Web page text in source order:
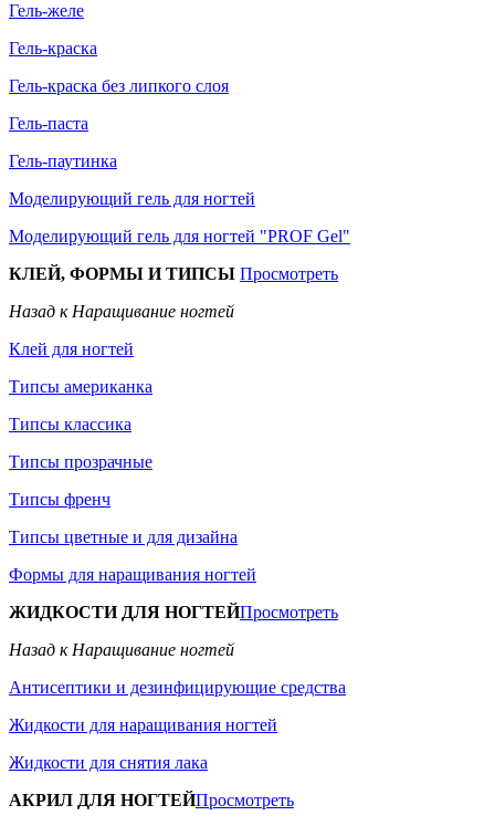
Гель-желе
Гель-краска
Гель-краска без липкого слоя
Гель-паста
Гель-паутинка
Моделирующий гель для ногтей
Моделирующий гель для ногтей "PROF Gel"
КЛЕЙ, ФОРМЫ И ТИПСЫ Просмотреть
Назад к Наращивание ногтей
Клей для ногтей
Типсы американка
Типсы классика
Типсы прозрачные
Типсы френч
Типсы цветные и для дизайна
Формы для наращивания ногтей
ЖИДКОСТИ ДЛЯ НОГТЕЙПросмотреть
Назад к Наращивание ногтей
Антисептики и дезинфицирующие средства
Жидкости для наращивания ногтей
Жидкости для снятия лака
АКРИЛ ДЛЯ НОГТЕЙПросмотреть